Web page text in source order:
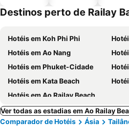
Destinos perto de Railay
Hotéis em Koh Phi Phi
Hotéis em Ao Nang
Hotéis em Phuket-Cidade
Hotéis em Kata Beach
Hotéis em Ao Railay Beach
Ver todas as estadias em Ao Railay
Comparador de Hotéis
Ásia